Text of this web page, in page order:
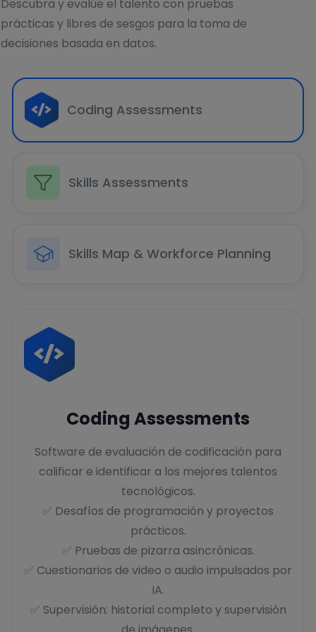
Descubra y evalúe el talento con pruebas
prácticas y libres de sesgos para la toma de
decisiones basada en datos.
Coding Assessments
Skills Assessments
Skills Map & Workforce Planning
Coding Assessments
Software de evaluación de codificación para
calificar e identificar a los mejores talentos
tecnológicos.
✅ Desafíos de programación y proyectos
prácticos.
✅ Pruebas de pizarra asincrónicas.
✅ Cuestionarios de video o audio impulsados ​​por
IA.
✅ Supervisión: historial completo y supervisión